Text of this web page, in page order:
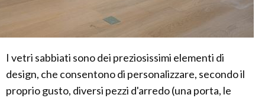
I vetri sabbiati sono dei preziosissimi elementi di
design, che consentono di personalizzare, secondo il
proprio gusto, diversi pezzi d'arredo (una porta, le